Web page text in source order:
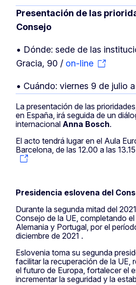
Presentación de las
Consejo
• Dónde: sede de las
Gracia, 90 / on-line
• Cuándo: viernes 9 de julio a
La presentación de las
en España, irá seguida de un
internacional Anna Bosch.
El acto tendrá lugar en el Aula
Barcelona, ​​de las 12.00 a las
Presidencia eslovena del
Durante la segunda mitad del
Consejo de la UE, completando
Alemania y Portugal, por el
diciembre de 2021 .
Eslovenia toma su segunda
facilitar la recuperación de la UE,
el futuro de Europa, fortalecer el
incrementar la seguridad y la